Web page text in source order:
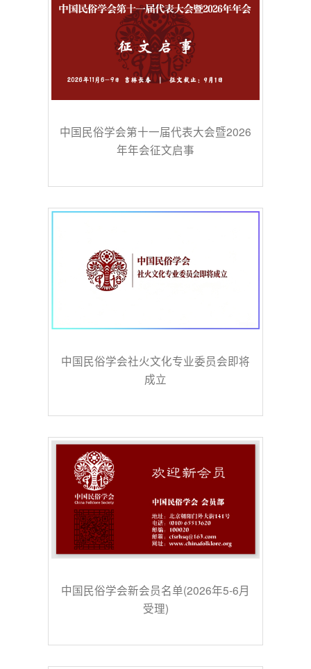
中国民俗学会第十一届代表大会暨2026
年年会征文启事
中国民俗学会社火文化专业委员会即将
成立
中国民俗学会新会员名单(2026年5-6月
受理)